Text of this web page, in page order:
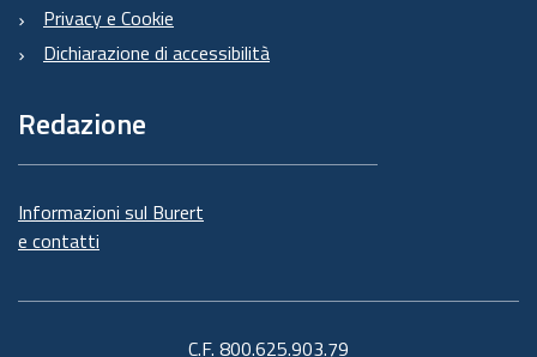
Privacy e Cookie
Dichiarazione di accessibilità
Redazione
Informazioni sul Burert
e contatti
C.F. 800.625.903.79